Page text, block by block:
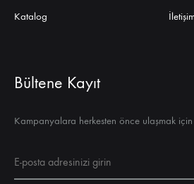
Katalog
Bültene Kayıt
Kampanyalara herkesten önce ulaşmak